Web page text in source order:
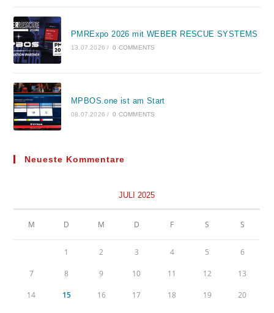
PMRExpo 2026 mit WEBER RESCUE SYSTEMS
13.07.2026 / 0 COMMENTS
MPBOS.one ist am Start
08.07.2026 / 0 COMMENTS
Neueste Kommentare
JULI 2025
M D M D F S S
1 2 3 4 5 6
7 8 9 10 11 12 13
14 15 16 17 18 19 20